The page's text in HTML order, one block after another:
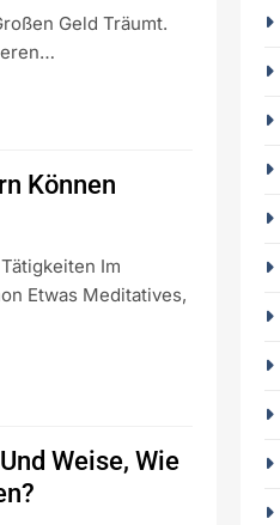
Geld Träumt.
Können
Im
Etwas Meditatives,
Weise, Wie